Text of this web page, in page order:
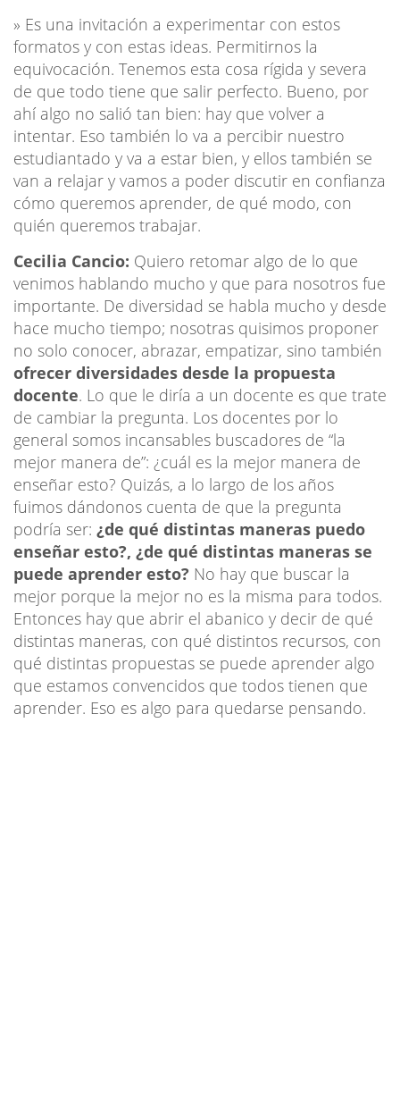
» Es una invitación a experimentar con estos
formatos y con estas ideas. Permitirnos la
equivocación. Tenemos esta cosa rígida y severa
de que todo tiene que salir perfecto. Bueno, por
ahí algo no salió tan bien: hay que volver a
intentar. Eso también lo va a percibir nuestro
estudiantado y va a estar bien, y ellos también se
van a relajar y vamos a poder discutir en confianza
cómo queremos aprender, de qué modo, con
quién queremos trabajar.
Cecilia Cancio: Quiero retomar algo de lo que
venimos hablando mucho y que para nosotros fue
importante. De diversidad se habla mucho y desde
hace mucho tiempo; nosotras quisimos proponer
no solo conocer, abrazar, empatizar, sino también
ofrecer diversidades desde la propuesta
docente. Lo que le diría a un docente es que trate
de cambiar la pregunta. Los docentes por lo
general somos incansables buscadores de “la
mejor manera de”: ¿cuál es la mejor manera de
enseñar esto? Quizás, a lo largo de los años
fuimos dándonos cuenta de que la pregunta
podría ser: ¿de qué distintas maneras puedo
enseñar esto?, ¿de qué distintas maneras se
puede aprender esto? No hay que buscar la
mejor porque la mejor no es la misma para todos.
Entonces hay que abrir el abanico y decir de qué
distintas maneras, con qué distintos recursos, con
qué distintas propuestas se puede aprender algo
que estamos convencidos que todos tienen que
aprender. Eso es algo para quedarse pensando.